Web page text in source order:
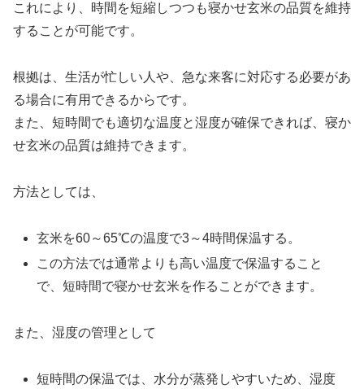
これにより、時間を短縮しつつも寝かせ玄米の品質を維持
することが可能です。
根拠は、生活が忙しい人や、急な来客に対応する必要があ
る場合に有用できるからです。
また、短時間でも適切な温度と湿度が確保できれば、寝か
せ玄米の品質は維持できます。
方法としては、
玄米を60～65℃の温度で3～4時間保温する。
この方法では通常よりも高い温度で保温すること
で、短時間で寝かせ玄米を作ることができます。
また、湿度の管理として
短時間の保温では、水分が蒸発しやすいため、湿度